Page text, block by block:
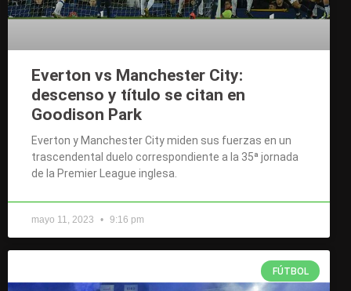
Everton vs Manchester City:
descenso y título se citan en
Goodison Park
Everton y Manchester City miden sus fuerzas en un
trascendental duelo correspondiente a la 35ª jornada
de la Premier League inglesa.
mayo 11, 2023 9:16 pm
FÚTBOL